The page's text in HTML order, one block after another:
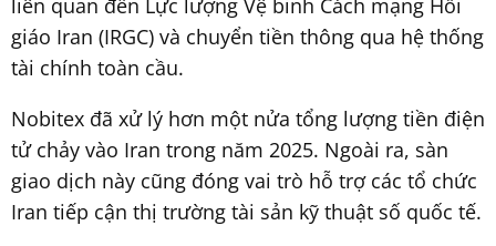
giáo Iran (IRGC) và chuyển tiền thông qua hệ thống
tài chính toàn cầu.
Nobitex đã xử lý hơn một nửa tổng lượng tiền điện
tử chảy vào Iran trong năm 2025. Ngoài ra, sàn
giao dịch này cũng đóng vai trò hỗ trợ các tổ chức
Iran tiếp cận thị trường tài sản kỹ thuật số quốc tế.